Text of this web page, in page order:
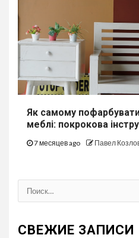
Як самому
меблі: покрокова
7 месяцев ago Павел
Найти:
СВЕЖИЕ ЗАПИСИ